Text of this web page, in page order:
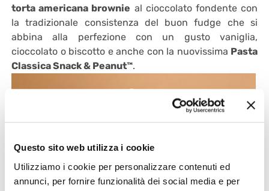
Questo sito web utilizza i cookie
Utilizziamo i cookie per personalizzare contenuti ed
annunci, per fornire funzionalità dei social media e per
torta americana brownie al cioccolato fondente con
la tradizionale consistenza del buon fudge che si
abbina alla perfezione con un gusto vaniglia,
cioccolato o biscotto e anche con la nuovissima Pasta
Classica Snack & Peanut™.